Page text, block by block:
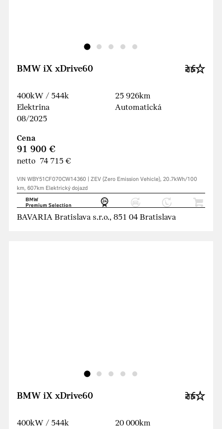
BMW iX xDrive60
400kW / 544k
Elektrina
08/2025
25 926km
Automatická
Cena
91 900 €
netto 74 715 €
VIN WBY51CF070CW14360 | ZEV (Zero Emission Vehicle), 20.7kWh/100
km, 607km Elektrický dojazd
BAVARIA Bratislava s.r.o., 851 04 Bratislava
BMW iX xDrive60
400kW / 544k
20 000km